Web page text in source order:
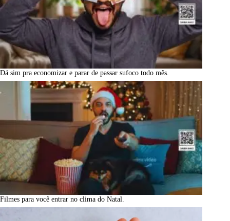
Dá sim pra economizar e parar de passar sufoco todo mês.
Filmes para você entrar no clima do Natal.